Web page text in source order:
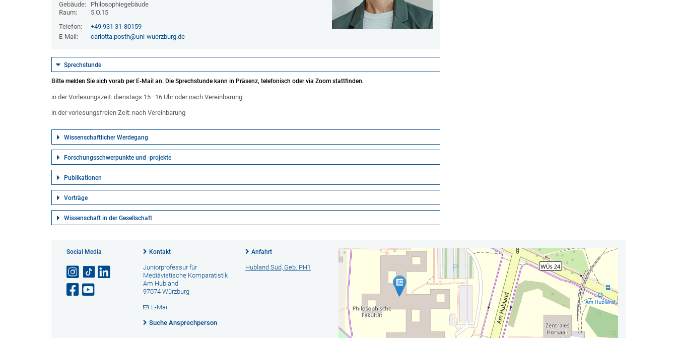
Gebäude:
Philosophiegebäude
Raum:
5.O.15
Telefon:
+49 931 31-80159
E-Mail:
carlotta.posth@uni-wuerzburg.de
Sprechstunde
Bitte melden Sie sich vorab per E-Mail an. Die Sprechstunde kann in Präsenz, telefonisch oder via Zoom stattfinden.
in der Vorlesungszeit: dienstags 15–16 Uhr oder nach Vereinbarung
in der vorlesungsfreien Zeit: nach Vereinbarung
Wissenschaftlicher Werdegang
Forschungsschwerpunkte und -projekte
Publikationen
Vorträge
Wissenschaft in der Gesellschaft
Social Media Kontakt
Juniorprofessur für
Mediävistische Komparatistik
Am Hubland
97074 Würzburg
E-Mail
Suche Ansprechperson
Anfahrt
Hubland Süd, Geb. PH1